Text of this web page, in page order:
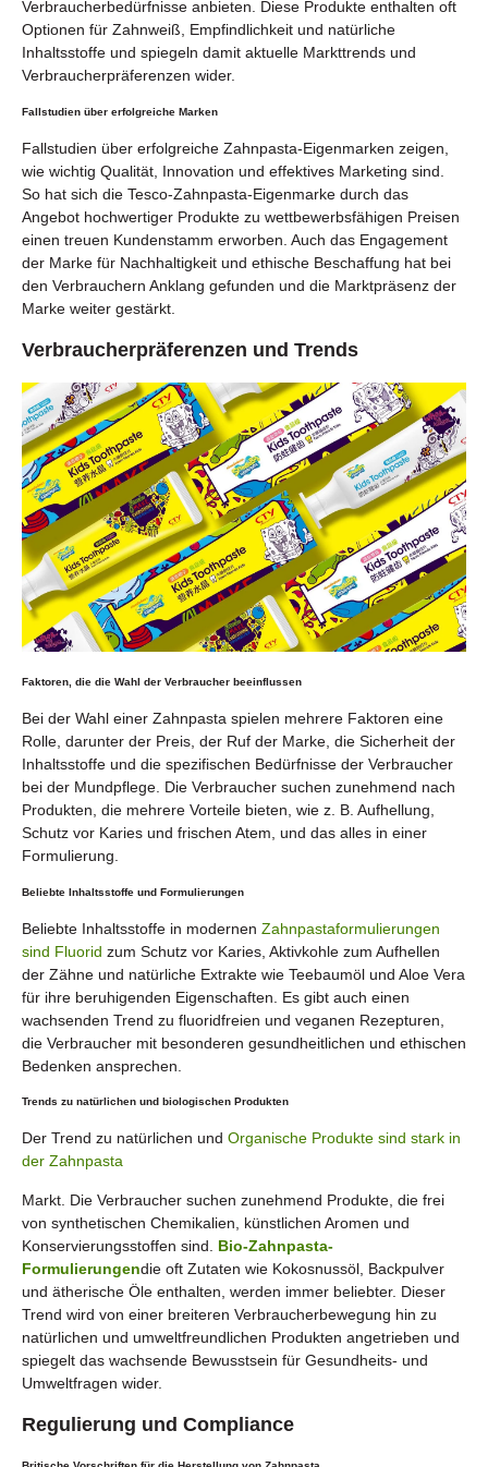
Verbraucherbedürfnisse anbieten. Diese Produkte enthalten oft
Optionen für Zahnweiß, Empfindlichkeit und natürliche
Inhaltsstoffe und spiegeln damit aktuelle Markttrends und
Verbraucherpräferenzen wider.
Fallstudien über erfolgreiche Marken
Fallstudien über erfolgreiche Zahnpasta-Eigenmarken zeigen,
wie wichtig Qualität, Innovation und effektives Marketing sind.
So hat sich die Tesco-Zahnpasta-Eigenmarke durch das
Angebot hochwertiger Produkte zu wettbewerbsfähigen Preisen
einen treuen Kundenstamm erworben. Auch das Engagement
der Marke für Nachhaltigkeit und ethische Beschaffung hat bei
den Verbrauchern Anklang gefunden und die Marktpräsenz der
Marke weiter gestärkt.
Verbraucherpräferenzen und Trends
Faktoren, die die Wahl der Verbraucher beeinflussen
Bei der Wahl einer Zahnpasta spielen mehrere Faktoren eine
Rolle, darunter der Preis, der Ruf der Marke, die Sicherheit der
Inhaltsstoffe und die spezifischen Bedürfnisse der Verbraucher
bei der Mundpflege. Die Verbraucher suchen zunehmend nach
Produkten, die mehrere Vorteile bieten, wie z. B. Aufhellung,
Schutz vor Karies und frischen Atem, und das alles in einer
Formulierung.
Beliebte Inhaltsstoffe und Formulierungen
Beliebte Inhaltsstoffe in modernen Zahnpastaformulierungen
sind Fluorid zum Schutz vor Karies, Aktivkohle zum Aufhellen
der Zähne und natürliche Extrakte wie Teebaumöl und Aloe Vera
für ihre beruhigenden Eigenschaften. Es gibt auch einen
wachsenden Trend zu fluoridfreien und veganen Rezepturen,
die Verbraucher mit besonderen gesundheitlichen und ethischen
Bedenken ansprechen.
Trends zu natürlichen und biologischen Produkten
Der Trend zu natürlichen und Organische Produkte sind stark in
der Zahnpasta
Markt. Die Verbraucher suchen zunehmend Produkte, die frei
von synthetischen Chemikalien, künstlichen Aromen und
Konservierungsstoffen sind. Bio-Zahnpasta-
Formulierungendie oft Zutaten wie Kokosnussöl, Backpulver
und ätherische Öle enthalten, werden immer beliebter. Dieser
Trend wird von einer breiteren Verbraucherbewegung hin zu
natürlichen und umweltfreundlichen Produkten angetrieben und
spiegelt das wachsende Bewusstsein für Gesundheits- und
Umweltfragen wider.
Regulierung und Compliance